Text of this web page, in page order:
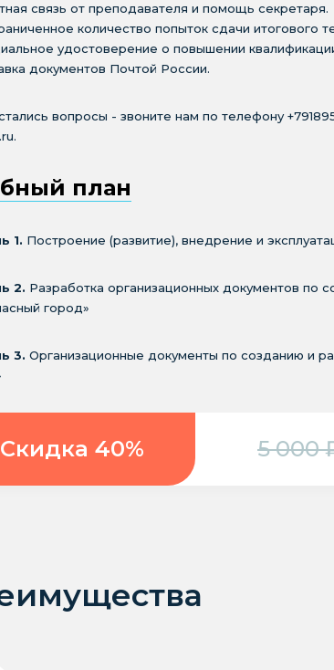
связь от преподавателя и помощь секретаря.
количество попыток сдачи итогового
удостоверение о повышении
документов Почтой России.
вопросы - звоните нам по телефону
план
1. Построение (развитие), внедрение и
2. Разработка организационных документов по
город»
3. Организационные документы по созданию и
Скидка 40% 5 000